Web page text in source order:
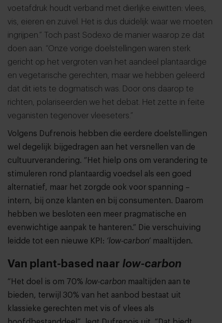
voetafdruk houdt verband met dierlijke eiwitten: vlees,
vis, eieren en zuivel. Het is dus duidelijk waar we moeten
ingrijpen.” Toch past Sodexo de manier waarop ze dat
doen aan. “Onze vorige doelstellingen waren sterk
gericht op het vergroten van het aandeel plantaardige
en vegetarische gerechten, maar we hebben geleerd
dat dit iets te dogmatisch was. Door ons daarop te
richten, polariseerden we het debat. Het zette in feite
veganisten tegenover vleeseters.”
Volgens Dufrenois hebben die eerdere doelstellingen
wel degelijk bijgedragen aan het versnellen van de
cultuurverandering. “Het hielp ons om verandering te
stimuleren rond plantaardig voedsel als een goed
alternatief, maar het zorgde ook voor spanning –
intern, bij onze klanten en bij consumenten. Daarom
hebben we besloten een meer pragmatische en
evenwichtige aanpak te hanteren.” Die verschuiving
leidde tot een nieuwe KPI: ‘low-carbon’ maaltijden.
Van plant-based naar low-carbon
“Het doel is om 70% low-carbon maaltijden aan te
bieden, terwijl 30% van het aanbod bestaat uit
klassieke gerechten met vis of vlees als